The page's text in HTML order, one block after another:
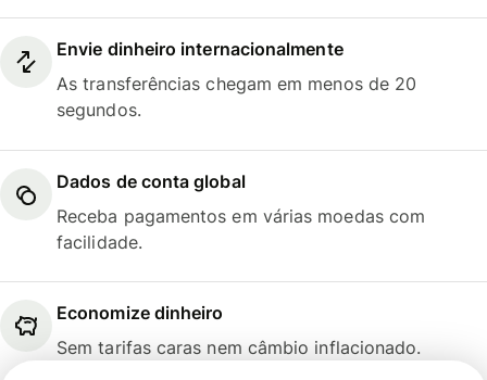
Envie dinheiro internacionalmente
As transferências chegam em menos de 20
segundos.
Dados de conta global
Receba pagamentos em várias moedas com
facilidade.
Economize dinheiro
Sem tarifas caras nem câmbio inflacionado.